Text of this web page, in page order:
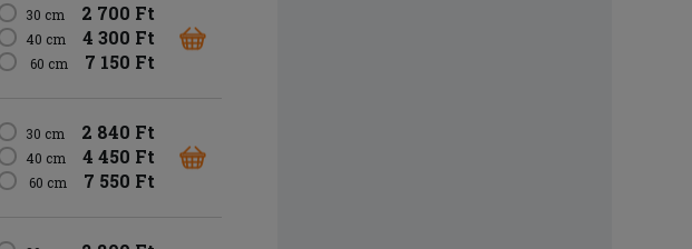
30 cm 2 700 Ft
40 cm 4 300 Ft
60 cm 7 150 Ft
30 cm 2 840 Ft
40 cm 4 450 Ft
60 cm 7 550 Ft